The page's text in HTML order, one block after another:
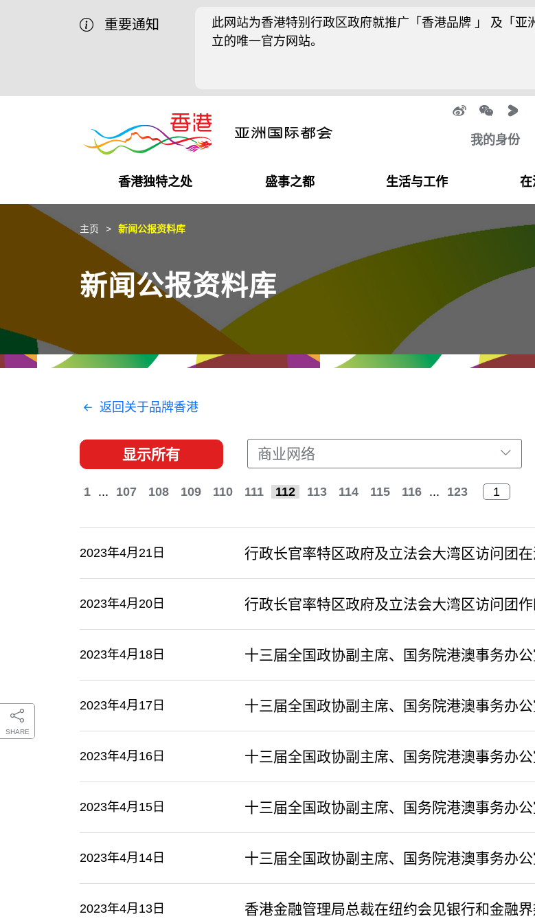
重要通知
此网站为香港特别行政区政府就推广「香港品牌 」 及「亚
立的唯一官方网站。
我的身份
香港独特之处
商业机遇
独特优势
盛事之都
盛事之都
最新活动精选
生活与工作
在港工作
都会生活
在
在港创业
初创企业
推广香港@中国内地
推广香港@中东
推广香港@粤港澳大湾区
最新资讯
媒体资讯
SHARE
主页 新闻公报资料库
新闻公报资料库
返回关于品牌香港
显示所有 商业网络
1 ... 107 108 109 110 111 112 113 114 115 116 ... 123
2023年4月21日 行政长官率特区政府及立法会大湾区访问团
2023年4月20日 行政长官率特区政府及立法会大湾区访问团
2023年4月18日 十三届全国政协副主席、国务院港澳事务办
2023年4月17日 十三届全国政协副主席、国务院港澳事务办
2023年4月16日 十三届全国政协副主席、国务院港澳事务办
2023年4月15日 十三届全国政协副主席、国务院港澳事务办
2023年4月14日 十三届全国政协副主席、国务院港澳事务办
2023年4月13日 香港金融管理局总裁在纽约会见银行和金融